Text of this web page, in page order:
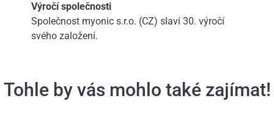
Výročí společnosti
Společnost myonic s.r.o. (CZ) slaví 30. výročí
svého založení.
Tohle by vás mohlo také zajímat!